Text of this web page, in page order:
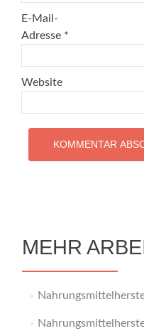
E-Mail-
Adresse *
Website
MEHR